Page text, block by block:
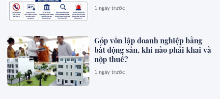
1 ngày trước
Góp vốn lập doanh nghiệp bằng
bất động sản, khi nào phải khai và
nộp thuế?
1 ngày trước